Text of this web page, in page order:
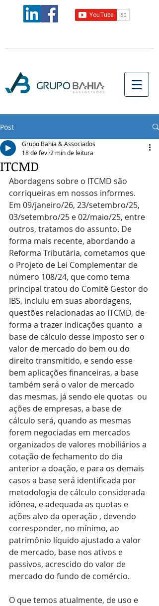
Post
ITCMD
Grupo Bahia & Associados
18 de fev. 2 min de leitura
Abordagens sobre o ITCMD são
corriqueiras em nossos informes.
Em 09/janeiro/26, 23/setembro/25,
03/setembro/25 e 02/maio/25, entre
outros, tratamos do assunto. De
forma mais recente, abordando a
Reforma Tributária, cometamos que
o Projeto de Lei Complementar de
número 108/24, que como tema
principal tratou do Comitê Gestor do
IBS, incluiu em suas abordagens,
questões relacionadas ao ITCMD, de
forma a trazer indicações quanto  a
base de cálculo desse imposto ser o
valor de mercado do bem ou do
direito transmitido, e sendo esse
bem aplicações financeiras, a base
também será o valor de mercado
das mesmas, já sendo ele quotas  ou
ações de empresas, a base de
cálculo será, quando as mesmas
forem negociadas em mercados
organizados de valores mobiliários a
cotação de fechamento do dia
anterior a doação, e para os demais
casos a base será identificada por
metodologia de cálculo considerada
idônea, e adequada as quotas e
ações alvo da operação , devendo
corresponder, no mínimo, ao
patrimônio líquido ajustado a valor
de mercado, base nos ativos e
passivos, acrescido do valor de
mercado do fundo de comércio.
O que temos atualmente, de uso e